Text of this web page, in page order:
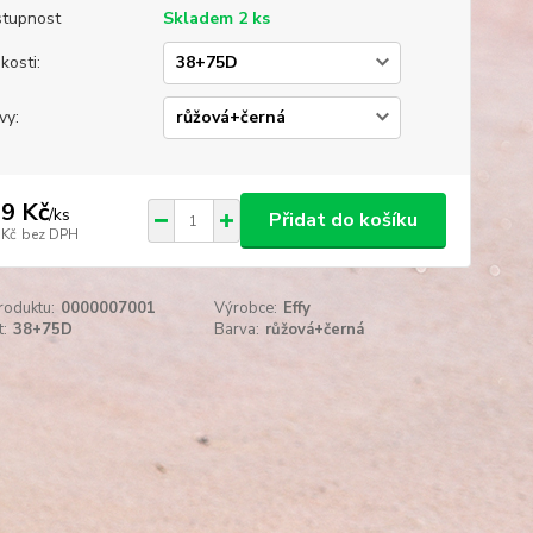
Skladem 2 ks
Kč/ks
bez DPH
Přidat do košíku
0000007001 Výrobce: Effy
38+75D Barva: růžová+černá